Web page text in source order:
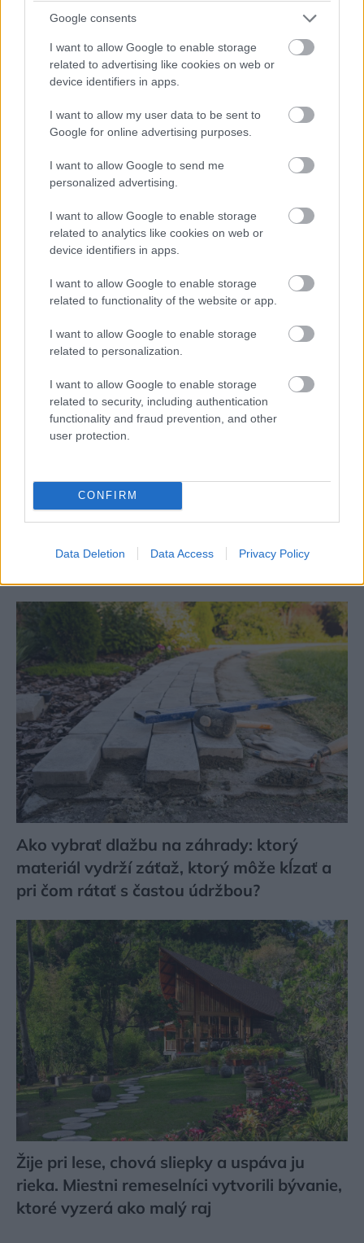
Google consents
I want to allow Google to enable storage
related to advertising like cookies on web or
device identifiers in apps.
I want to allow my user data to be sent to
Google for online advertising purposes.
I want to allow Google to send me
personalized advertising.
I want to allow Google to enable storage
related to analytics like cookies on web or
device identifiers in apps.
I want to allow Google to enable storage
related to functionality of the website or app.
I want to allow Google to enable storage
related to personalization.
I want to allow Google to enable storage
related to security, including authentication
functionality and fraud prevention, and other
user protection.
CONFIRM
Data Deletion Data Access Privacy Policy
Tam, kde je použitie mreží problematické alebo
neestetické – napríklad pri veľkých zasklených plochách,
môžu byť skvelým prostriedkom na zaistenie bezpečnosti
zasúvacie panely. Sú síce u nás menej známym, no veľmi
účinným riešením. Môžu byť drevené, kovové alebo z
vrstveného skla, nainštalované zvonka aj zvnútra.
spravidla predstavujú výrazný zásah do vzhľadu domu,
ochrannej funkcie aj estetické hľadisko.
experimentálnej architektúry na Fakulte architektúry STU
v Bratislave. Venuje sa problematike prevencie a
znižovania kriminality architektonickými prostriedkami.
Kategória: Okná Stavba a rekonštrukcia
Tagy: bezpečnosť stavba domu
Pozrite si viac
Ako vybrať dlažbu na záhrady: ktorý
materiál vydrží záťaž, ktorý môže kĺzať a
pri čom rátať s častou údržbou?
Žije pri lese, chová sliepky a uspáva ju
rieka. Miestni remeselníci vytvorili bývanie,
ktoré vyzerá ako malý raj